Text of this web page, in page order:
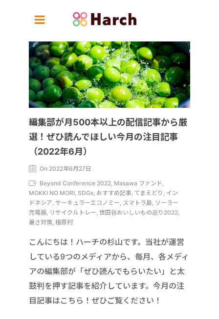
編集部が月500本以上の配信記事から厳
選！ぜひ読んでほしい今月の注目記事
（2022年6月）
On 2022年6月27日
Beyond Conference 2022, Masawa ファンド,
MOKKI NO MORI, SDGs, おすすめ記事, てまえどり, イン
ドネシア, サーキュラーエコノミー, スマトラ島, ソーラー
充電器, リサイクルトレー, 世田谷おいしいもの巡り2022,
暑さ対策, 檜原村
こんにちは！ハーチの杉山です。当社が運営
している9つのメディアから、毎月、各メディ
アの編集部が「ぜひ読んでもらいたい」と太
鼓判を押す記事を紹介しています。今月の注
目記事はこちら！ぜひご覧ください！